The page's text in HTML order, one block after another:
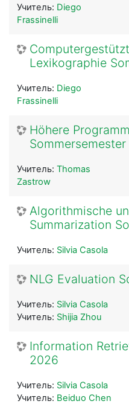
Учитель: Diego
Frassinelli
Lexikographie
Учитель: Diego
Frassinelli
Höhere
Учитель: Thomas
Zastrow
Algorithmische
Summarization
Учитель: Silvia Casola
NLG Evaluation
Учитель: Silvia Casola
Учитель: Shijia Zhou
Information
2026
Учитель: Silvia Casola
Учитель: Beiduo Chen